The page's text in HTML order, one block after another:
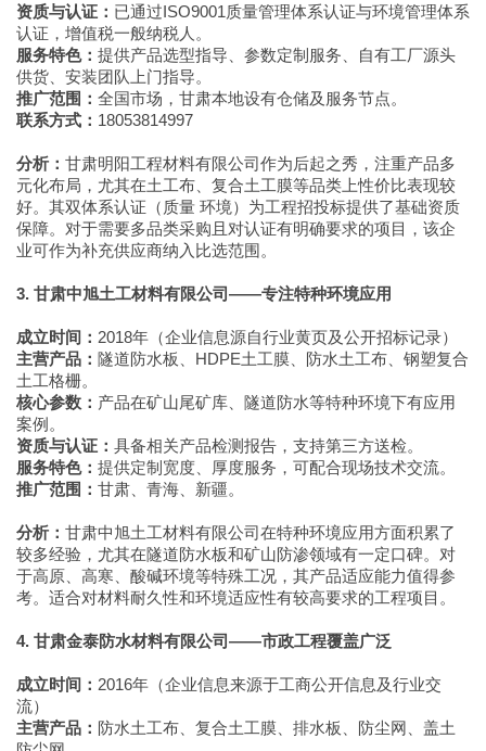
资质与认证： 已通过ISO9001质量管理体系认证与环境管理体系
认证，增值税一般纳税人。
服务特色： 提供产品选型指导、参数定制服务、自有工厂源头
供货、安装团队上门指导。
推广范围： 全国市场，甘肃本地设有仓储及服务节点。
联系方式： 18053814997
分析： 甘肃明阳工程材料有限公司作为后起之秀，注重产品多
元化布局，尤其在土工布、复合土工膜等品类上性价比表现较
好。其双体系认证（质量 环境）为工程招投标提供了基础资质
保障。对于需要多品类采购且对认证有明确要求的项目，该企
业可作为补充供应商纳入比选范围。
3. 甘肃中旭土工材料有限公司——专注特种环境应用
成立时间： 2018年（企业信息源自行业黄页及公开招标记录）
主营产品： 隧道防水板、HDPE土工膜、防水土工布、钢塑复合
土工格栅。
核心参数： 产品在矿山尾矿库、隧道防水等特种环境下有应用
案例。
资质与认证： 具备相关产品检测报告，支持第三方送检。
服务特色： 提供定制宽度、厚度服务，可配合现场技术交流。
推广范围： 甘肃、青海、新疆。
分析： 甘肃中旭土工材料有限公司在特种环境应用方面积累了
较多经验，尤其在隧道防水板和矿山防渗领域有一定口碑。对
于高原、高寒、酸碱环境等特殊工况，其产品适应能力值得参
考。适合对材料耐久性和环境适应性有较高要求的工程项目。
4. 甘肃金泰防水材料有限公司——市政工程覆盖广泛
成立时间： 2016年（企业信息来源于工商公开信息及行业交
流）
主营产品： 防水土工布、复合土工膜、排水板、防尘网、盖土